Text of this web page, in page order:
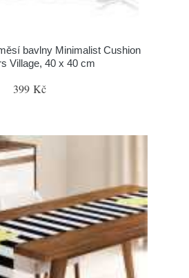
bavlny Minimalist Cushion
Village, 40 x 40 cm
399 Kč